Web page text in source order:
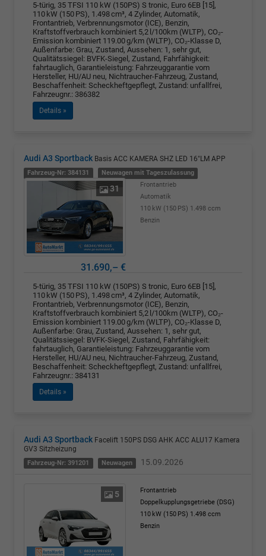
5-türig, 35 TFSI 110 kW (150PS) S tronic, Euro 6EB [15],
110 kW (150 PS), 1.498 cm³, 4 Zylinder, Automatik,
Frontantrieb, Verbrennungsmotor (ICE), Benzin,
Kraftstoffverbrauch kombiniert 5,2 l/100km (WLTP), CO₂-
Emission kombiniert 119.00 g/km (WLTP), CO₂-Klasse D,
Außenfarbe: Grau, Zustand, Aussehen: 1, sehr gut,
Qualitätssiegel: BVFK-Siegel, Zustand, Fahrfähigkeit:
fahrtauglich, Garantieleistung: Fahrzeuggarantie vom
Hersteller, HU/AU neu, Nichtraucher-Fahrzeug, Zustand,
Beschaffenheit: Scheckheftgepflegt, Zustand: unfallfrei,
Fahrzeugnr.: 386382
Details »
Audi A3 Sportback Basis ACC KAMERA SHZ LED 16"LM APP
Fahrzeug-Nr: 384131 Neuwagen mit Tageszulassung
31
Frontantrieb
Automatik
110 kW (150 PS) 1.498 ccm
Benzin
31.690,– €
5-türig, 35 TFSI 110 kW (150PS) S tronic, Euro 6EB [15],
110 kW (150 PS), 1.498 cm³, 4 Zylinder, Automatik,
Frontantrieb, Verbrennungsmotor (ICE), Benzin,
Kraftstoffverbrauch kombiniert 5,2 l/100km (WLTP), CO₂-
Emission kombiniert 119.00 g/km (WLTP), CO₂-Klasse D,
Außenfarbe: Grau, Zustand, Aussehen: 1, sehr gut,
Qualitätssiegel: BVFK-Siegel, Zustand, Fahrfähigkeit:
fahrtauglich, Garantieleistung: Fahrzeuggarantie vom
Hersteller, HU/AU neu, Nichtraucher-Fahrzeug, Zustand,
Beschaffenheit: Scheckheftgepflegt, Zustand: unfallfrei,
Fahrzeugnr.: 384131
Details »
Audi A3 Sportback Facelift 150PS DSG AHK ACC ALU17 Kamera
GV3 Sitzheizung
Fahrzeug-Nr: 391201 Neuwagen 15.09.2026
5
Frontantrieb
Doppelkupplungsgetriebe (DSG)
110 kW (150 PS) 1.498 ccm
Benzin